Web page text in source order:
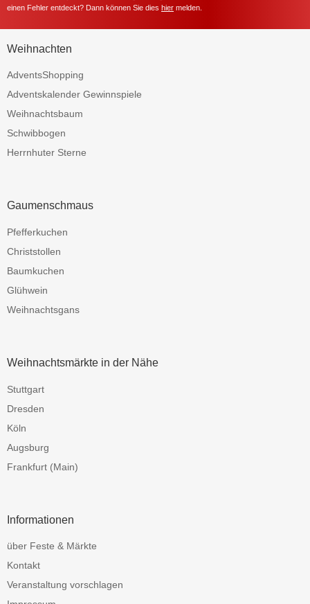
einen Fehler entdeckt? Dann können Sie dies hier melden.
Weihnachten
AdventsShopping
Adventskalender Gewinnspiele
Weihnachtsbaum
Schwibbogen
Herrnhuter Sterne
Gaumenschmaus
Pfefferkuchen
Christstollen
Baumkuchen
Glühwein
Weihnachtsgans
Weihnachtsmärkte in der Nähe
Stuttgart
Dresden
Köln
Augsburg
Frankfurt (Main)
Informationen
über Feste & Märkte
Kontakt
Veranstaltung vorschlagen